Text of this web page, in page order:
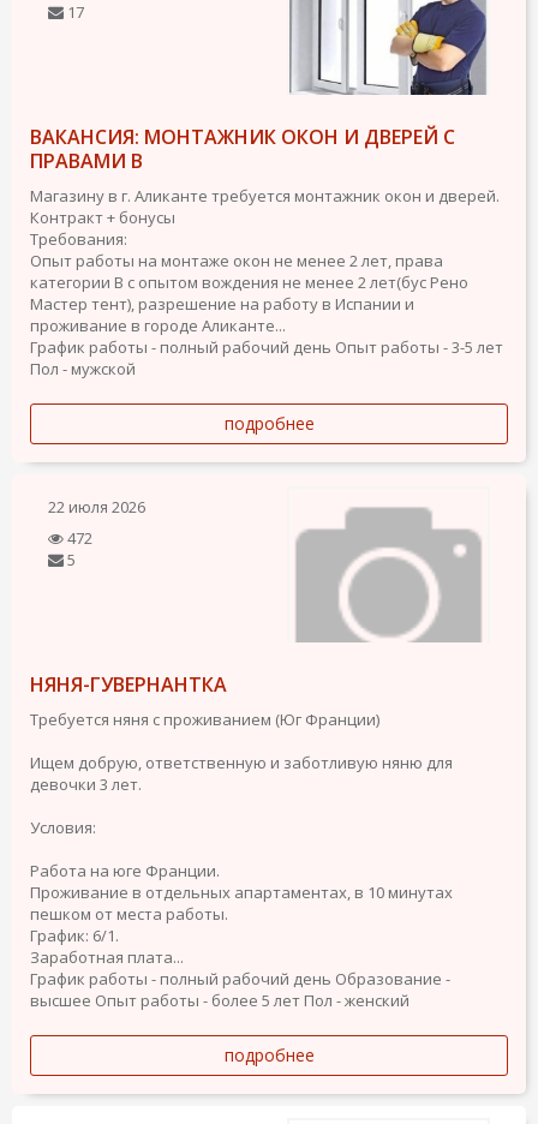
17
ВАКАНСИЯ: МОНТАЖНИК ОКОН И ДВЕРЕЙ С
ПРАВАМИ B
Магазину в г. Аликанте требуется монтажник окон и дверей.
Контракт + бонусы
Требования:
Опыт работы на монтаже окон не менее 2 лет, права
категории В с опытом вождения не менее 2 лет(бус Рено
Мастер тент), разрешение на работу в Испании и
проживание в городе Аликанте...
График работы - полный рабочий день Опыт работы - 3-5 лет
Пол - мужской
подробнее
22 июля 2026
472
5
НЯНЯ-ГУВЕРНАНТКА
Требуется няня с проживанием (Юг Франции)
Ищем добрую, ответственную и заботливую няню для
девочки 3 лет.
Условия:
Работа на юге Франции.
Проживание в отдельных апартаментах, в 10 минутах
пешком от места работы.
График: 6/1.
Заработная плата...
График работы - полный рабочий день Образование -
высшее Опыт работы - более 5 лет Пол - женский
подробнее